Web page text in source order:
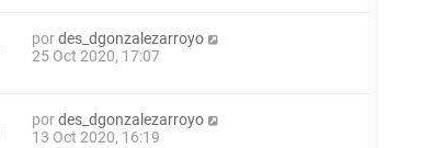
pordes_dgonzalezarroyo
25 Oct 2020, 17:07
pordes_dgonzalezarroyo
13 Oct 2020, 16:19